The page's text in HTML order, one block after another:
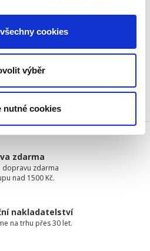
cookies
výběr
nutné cookies
judikaturu soudů i
zdarma
dopravu zdarma
nad 1500 Kč.
nakladatelství
na trhu přes 30 let.